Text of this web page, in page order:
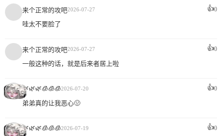
来个正常的攻吧2026-07-27 👍0
哇太不要脸了
来个正常的攻吧2026-07-27 👍0
一般这种的话，就是后来者居上啦
🌿🌿🌿🧊🧊🧊2026-07-20 👍0
弟弟真的让我恶心🤢
🌿🌿🌿🧊🧊🧊2026-07-19 👍0